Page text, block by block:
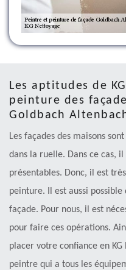
Les aptitudes de
peinture des
Goldbach
Les façades des maisons
dans la ruelle. Dans ce cas,
présentables. Donc, il est
peinture. Il est aussi
façade. Pour nous, il est
pour faire ces opérations.
placer votre confiance en
peintre qui a tous les